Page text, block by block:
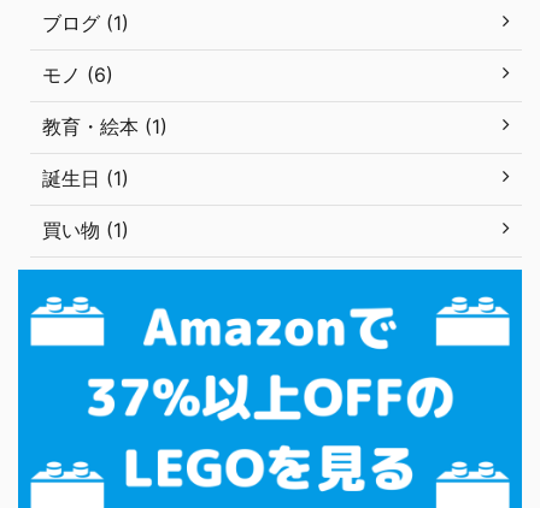
ブログ (1)
モノ (6)
教育・絵本 (1)
誕生日 (1)
買い物 (1)